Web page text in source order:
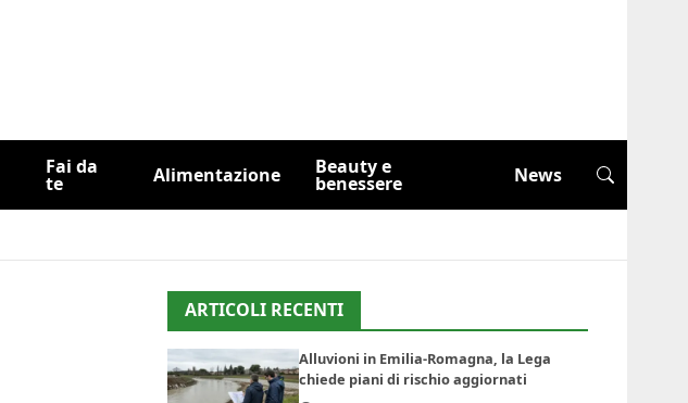
Fai da
te Alimentazione Beauty e
benessere News
ARTICOLI RECENTI
Alluvioni in Emilia-Romagna, la Lega
chiede piani di rischio aggiornati